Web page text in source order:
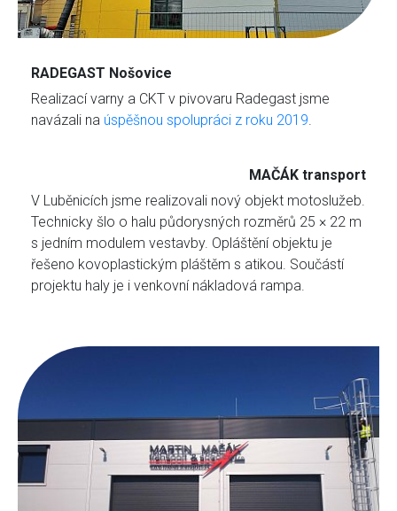
RADEGAST Nošovice
Realizací varny a CKT v pivovaru Radegast jsme
navázali na úspěšnou spolupráci z roku 2019.
MAČÁK transport
V Luběnicích jsme realizovali nový objekt motoslužeb.
Technicky šlo o halu půdorysných rozměrů 25 × 22 m
s jedním modulem vestavby. Opláštění objektu je
řešeno kovoplastickým pláštěm s atikou. Součástí
projektu haly je i venkovní nákladová rampa.